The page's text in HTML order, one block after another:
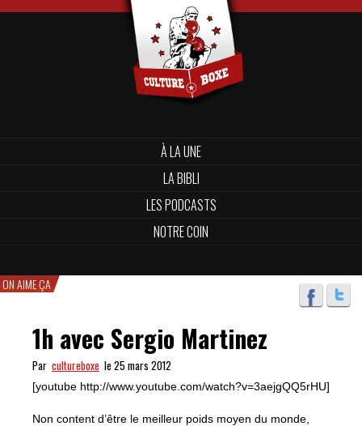
À LA UNE
LA BIBLI
LES PODCASTS
NOTRE COIN
ON AIME ÇA
1h avec Sergio Martinez
Par cultureboxe le 25 mars 2012
[youtube http://www.youtube.com/watch?v=3aejgQQ5rHU]
Non content d’être le meilleur poids moyen du monde,